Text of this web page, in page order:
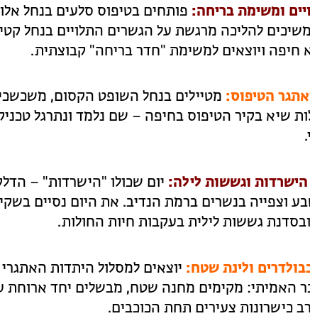
ומשימת בריחה: פותחים בטיפוס סלעים בנחל
להליכה מרגשת על הגשרים התלויים בנחל
ויוצאים למשימת "חדר בריחה" קבוצתית.
הטיפוס: מטיילים בנחל השופט הקסום,
שיא בקיר הטיפוס בחיפה – שם נלמד ונתרגל
הישרדות וגששות לילה: יום שכולו "הישרדות" –
וצפייה בנשרים ברמת הנדיב. את היום נסיים
גששות לילית בעקבות חיות החולות.
ולינת שטח: יוצאים למסלול היתדות
האמיתי: מקימים מחנה שטח, מבשלים יחד ארוחת
כישרונות צעירים תחת הכוכבים.